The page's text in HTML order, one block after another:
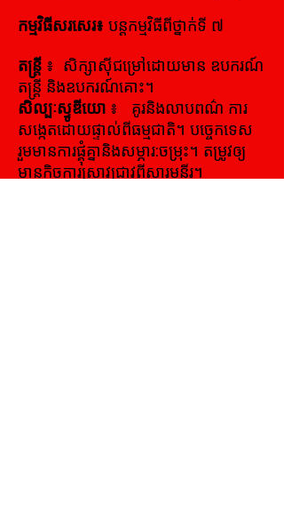
កម្មវិធីសរសេរ៖ បន្តកម្មវិធីពីថ្នាក់ទី ៧
តន្ត្រី ៖ សិក្សាស៊ីជម្រៅដោយមាន ឧបករណ៍
តន្ត្រី និងឧបករណ៍គោះ។
សិល្បៈស្ទូឌីយោ ៖
គូរនិងលាបពណ៌ ការ
សង្កេតដោយផ្ទាល់ពីធម្មជាតិ។ បច្ចេកទេស
រួមមានការផ្គុំគ្នានិងសម្ភារ:ចម្រុះ។ តម្រូវឲ្យ
មានកិច្ចការស្រាវជ្រាវពីសារមន្ទីរ។